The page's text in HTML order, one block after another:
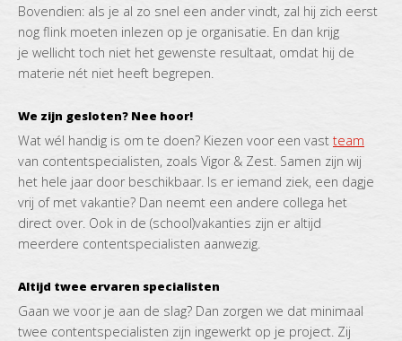
Bovendien: als je al zo snel een ander vindt, zal hij zich eerst
nog flink moeten inlezen op je organisatie. En dan krijg
je wellicht toch niet het gewenste resultaat, omdat hij de
materie nét niet heeft begrepen.
We zijn gesloten? Nee hoor!
Wat wél handig is om te doen? Kiezen voor een vast team
van contentspecialisten, zoals Vigor & Zest. Samen zijn wij
het hele jaar door beschikbaar. Is er iemand ziek, een dagje
vrij of met vakantie? Dan neemt een andere collega het
direct over. Ook in de (school)vakanties zijn er altijd
meerdere contentspecialisten aanwezig.
Altijd twee ervaren specialisten
Gaan we voor je aan de slag? Dan zorgen we dat minimaal
twee contentspecialisten zijn ingewerkt op je project. Zij